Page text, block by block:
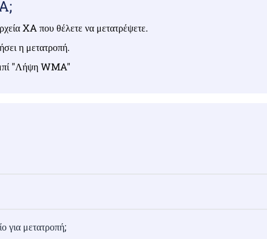
XA που θέλετε να μετατρέψετε.
η μετατροπή.
"Λήψη WMA"
για μετατροπή;